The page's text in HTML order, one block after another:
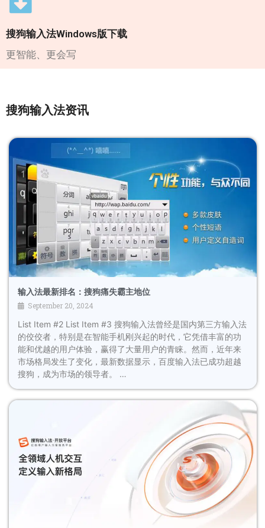
搜狗输入法Windows版下载
更智能、更会写
搜狗输入法资讯
输入法最新排名：搜狗痛失霸主地位
September 20, 2024
List Item #2 List Item #3 搜狗输入法曾经是国内第三方输入法
的佼佼者，特别是在智能手机刚兴起的时代，它凭借丰富的功
能和优越的用户体验，赢得了大量用户的青睐。然而，近年来
市场格局发生了变化，最新数据显示，百度输入法已成功超越
搜狗，成为市场的领导者。 …